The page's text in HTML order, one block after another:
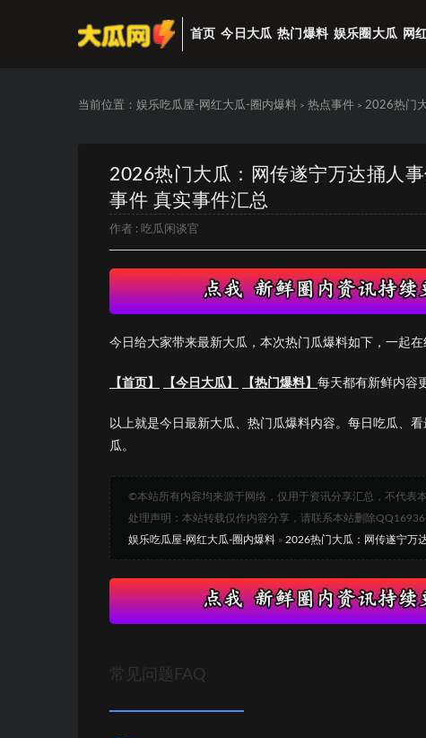
首页 今日大瓜 热门爆料 娱乐圈大瓜 网
当前位置： 娱乐吃瓜屋-网红大瓜-圈内爆料 > 热点事件 > 2026热门
2026热门大瓜：网传遂宁万达捅人
事件 真实事件汇总
作者 : 吃瓜闲谈官
今日给大家带来最新大瓜，本次热门瓜爆料如下，一起在
【首页】 【今日大瓜】 【热门爆料】 每天都有新鲜内容
以上就是今日最新大瓜、热门瓜爆料内容。每日吃瓜、
瓜。
©本站所有内容均来源于网络，仅用于资讯分享汇总，不代表本
处理声明：本站转载仅作内容分享，请联系本站删除
娱乐吃瓜屋-网红大瓜-圈内爆料 » 2026热门大瓜：网传遂宁万
常见问题FAQ